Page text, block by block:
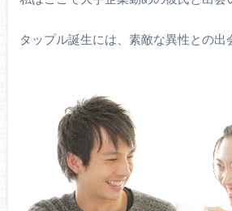
タップル誕生には、素敵な異性との出